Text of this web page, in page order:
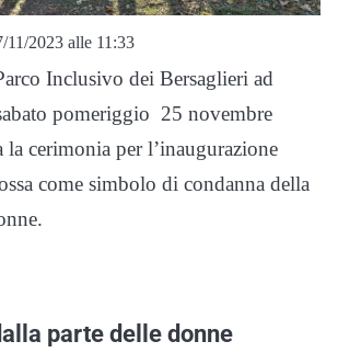
11/2023 alle 11:33
Inclusivo dei Bersaglieri ad
pomeriggio 25 novembre
la cerimonia per l’inaugurazione
come simbolo di condanna della
parte delle donne